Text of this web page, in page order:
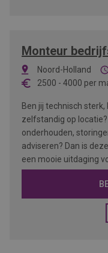
Monteur
Noord-Holland
2500 - 4000 per
Ben jij technisch
zelfstandig op
onderhouden,
adviseren? Dan is
een mooie uitdaging